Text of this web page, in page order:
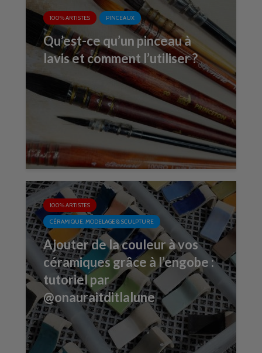
100% ARTISTES PINCEAUX
Qu’est-ce qu’un pinceau à
lavis et comment l’utiliser ?
100% ARTISTES
CÉRAMIQUE, MODELAGE & SCULPTURE
Ajouter de la couleur à vos
céramiques grâce à l’engobe :
tutoriel par
@onauraitditlalune